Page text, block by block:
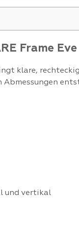
Frame
klare,
und vertikal